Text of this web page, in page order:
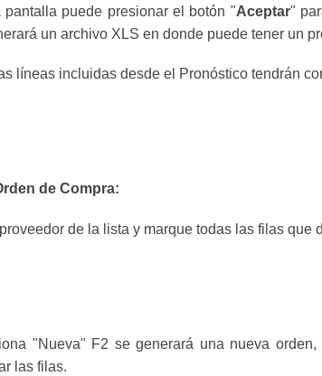
pantalla puede presionar el botón "Aceptar"
un archivo XLS en donde puede tener un
líneas incluidas desde el Pronóstico tendrán
de Compra:
de la lista y marque todas las filas
"Nueva" F2 se generará una nueva
las filas.